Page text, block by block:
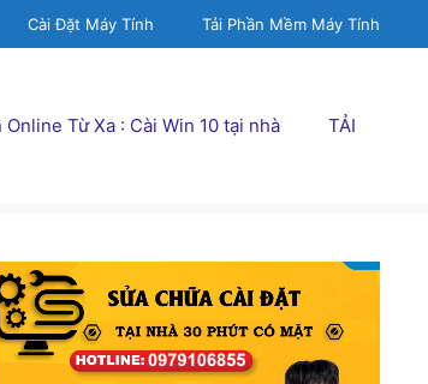
Cài Đặt Máy Tính Tải Phần Mềm Máy Tính
Online Từ Xa : Cài Win 10 tại nhà TẢI